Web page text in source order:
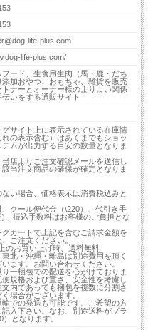
life-plus.com
life-plus.com/
フード、生食用生肉（馬・鹿・だち
添加おやつ、おもちゃ、雑貨を販売
トナーとオーナー様のよりよい関係
いをする通販サイト
グサイト上に表示されている在庫情
の表示含む）はあくまでもショッ
テムが出力する目安の数量となりま
当店よりご注文確認メールを送信し
該当注文商品の確保が確定となりま
い場合、価格表示は消費税込みと
、クール便代金（\220）、代引き手
)、振込手数料はお客様のご負担とな
グカートで上記を含むご請求金額を
ご注文ください。
のお買い上げ時、送料無料
北・沖縄・離島は別途費用を頂く
ます。お問い合わせください。
一梱包での配送を心がけておりま
規格および重さ、安全性を考慮し
内であっても梱包を複数に分割さ
場合がございます。
での発送も可能です。ご希望の方
入下さい。なお、別途送料がプラ
）となります。